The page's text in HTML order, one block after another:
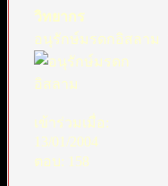
วิทยากร
อนุรักษ์มรดกอิสลาม
เข้าร่วมเมื่อ:
13/01/2004
ตอบ: 158